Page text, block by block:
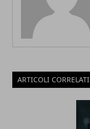
ARTICOLI CORRELATI